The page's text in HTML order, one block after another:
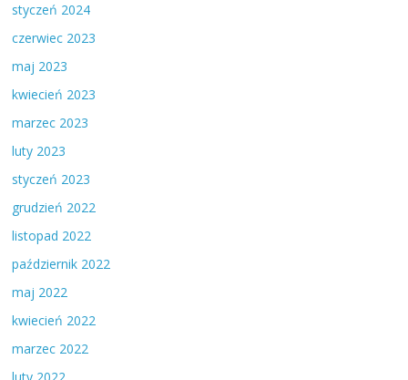
styczeń 2024
czerwiec 2023
maj 2023
kwiecień 2023
marzec 2023
luty 2023
styczeń 2023
grudzień 2022
listopad 2022
październik 2022
maj 2022
kwiecień 2022
marzec 2022